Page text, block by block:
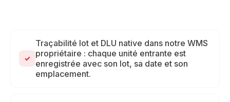
✓
Traçabilité lot et DLU native dans notre WMS
propriétaire : chaque unité entrante est
enregistrée avec son lot, sa date et son
emplacement.